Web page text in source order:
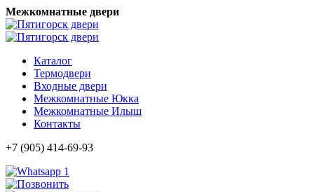
Межкомнатные двери
Каталог
Термодвери
Входные двери
Межкомнатные Юкка
Межкомнатные Илыш
Контакты
+7 (905) 414-69-93
1